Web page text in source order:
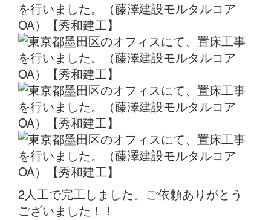
2人工で完工しました。ご依頼ありがとう
ございました！！